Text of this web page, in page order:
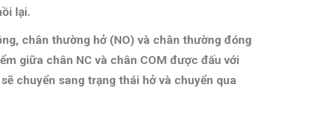
lại.
chân thường hở (NO) và chân thường đóng
giữa chân NC và chân COM được đấu với
chuyển sang trạng thái hở và chuyển qua